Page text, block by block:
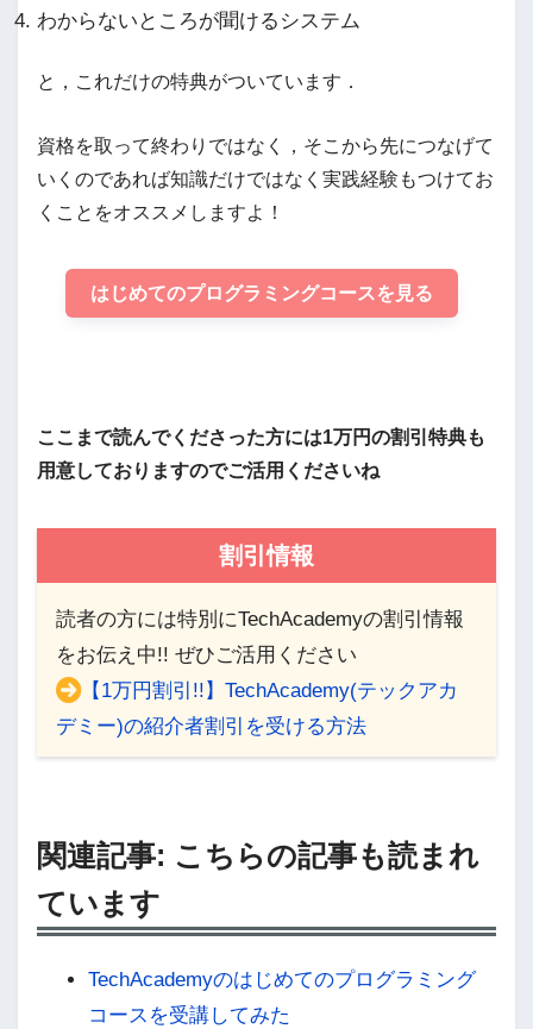
わからないところが聞けるシステム
と，これだけの特典がついています．
資格を取って終わりではなく，そこから先につなげて
いくのであれば知識だけではなく実践経験もつけてお
くことをオススメしますよ！
はじめてのプログラミングコースを見る
ここまで読んでくださった方には1万円の割引特典も
用意しておりますのでご活用くださいね
割引情報
読者の方には特別にTechAcademyの割引情報
をお伝え中!! ぜひご活用ください
【1万円割引!!】TechAcademy(テックアカ
デミー)の紹介者割引を受ける方法
関連記事: こちらの記事も読まれ
ています
TechAcademyのはじめてのプログラミング
コースを受講してみた